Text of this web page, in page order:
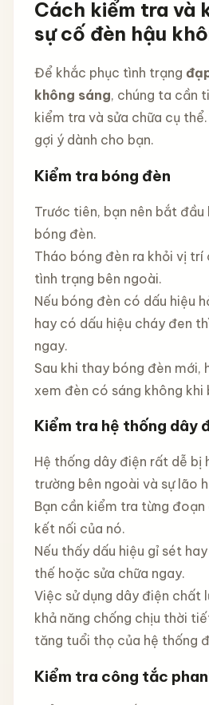
Cách kiểm tra và
sự cố đèn hậu
Để khắc phục tình trạng
không sáng, chúng ta cần
kiểm tra và sửa chữa cụ
gợi ý dành cho bạn.
Kiểm tra bóng đèn
Trước tiên, bạn nên bắt
bóng đèn.
Tháo bóng đèn ra khỏi vị trí
tình trạng bên ngoài.
Nếu bóng đèn có dấu hiệu
hay có dấu hiệu cháy đen
ngay.
Sau khi thay bóng đèn mới,
xem đèn có sáng không khi
Kiểm tra hệ thống dây
Hệ thống dây điện rất dễ bị
trường bên ngoài và sự lão
Bạn cần kiểm tra từng
kết nối của nó.
Nếu thấy dấu hiệu gỉ sét
thế hoặc sửa chữa ngay.
Việc sử dụng dây điện chất
khả năng chống chịu thời
tăng tuổi thọ của hệ thống
Kiểm tra công tắc